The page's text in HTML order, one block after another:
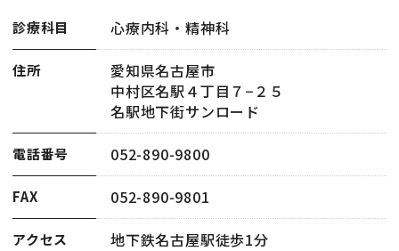
診療科目 心療内科・精神科
住所
愛知県名古屋市
中村区名駅４丁目７−２５
名駅地下街サンロード
電話番号 052-890-9800
FAX 052-890-9801
アクセス 地下鉄名古屋駅徒歩1分